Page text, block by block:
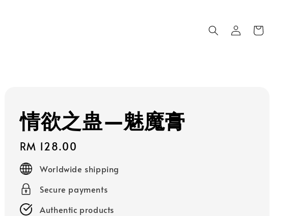
情欲之蛊—魅魔膏
Regular
price
RM 128.00
Worldwide shipping
Secure payments
Authentic products